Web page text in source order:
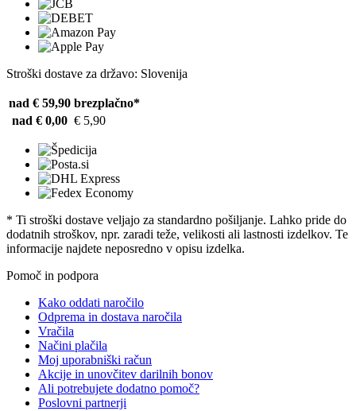
Stroški dostave za državo: Slovenija
nad € 59,90 brezplačno*
nad € 0,00 € 5,90
* Ti stroški dostave veljajo za standardno pošiljanje. Lahko pride do
dodatnih stroškov, npr. zaradi teže, velikosti ali lastnosti izdelkov. Te
informacije najdete neposredno v opisu izdelka.
Pomoč in podpora
Kako oddati naročilo
Odprema in dostava naročila
Vračila
Načini plačila
Moj uporabniški račun
Akcije in unovčitev darilnih bonov
Ali potrebujete dodatno pomoč?
Poslovni partnerji